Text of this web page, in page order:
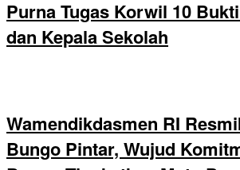
Purna Tugas Korwil 10
dan Kepala Sekolah
Wamendikdasmen RI
Bungo Pintar, Wujud